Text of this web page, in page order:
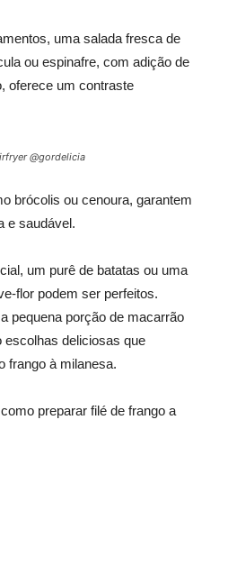
uma salada fresca de
ou espinafre, com adição de
oferece um contraste
@gordelicia
brócolis ou cenoura, garantem
e saudável.
um purê de batatas ou uma
flor podem ser perfeitos.
pequena porção de macarrão
escolhas deliciosas que
frango à milanesa.
preparar filé de frango a